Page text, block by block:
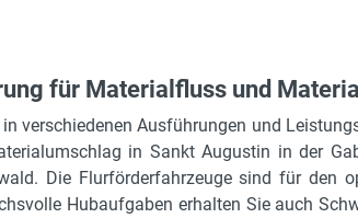
für Materialfluss und
verschiedenen Ausführungen und
in Sankt Augustin in der
Die Flurförderfahrzeuge sind für den
Hubaufgaben erhalten Sie auch